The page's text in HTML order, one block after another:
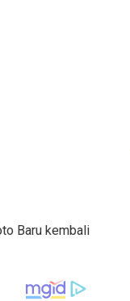
Baru kembali